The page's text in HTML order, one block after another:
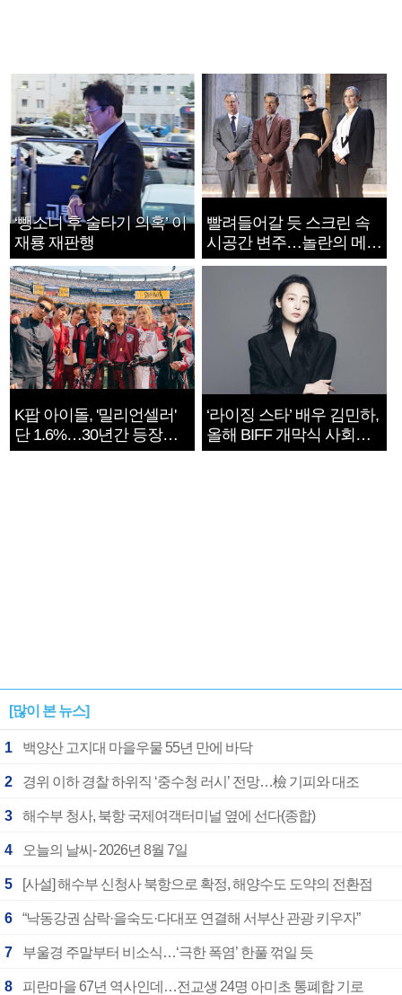
‘뺑소니 후 술타기 의혹’ 이
재룡 재판행
빨려들어갈 듯 스크린 속
시공간 변주…놀란의 메시
지는 ‘전쟁 속죄’
K팝 아이돌, '밀리언셀러'
단 1.6%…30년간 등장
1182개팀 전수조사
‘라이징 스타’ 배우 김민하,
올해 BIFF 개막식 사회자
확정
[많이 본 뉴스]
1 백양산 고지대 마을우물 55년 만에 바닥
2 경위 이하 경찰 하위직 ‘중수청 러시’ 전망…檢 기피와 대조
3 해수부 청사, 북항 국제여객터미널 옆에 선다(종합)
4 오늘의 날씨- 2026년 8월 7일
5 [사설] 해수부 신청사 북항으로 확정, 해양수도 도약의 전환점
6 “낙동강권 삼락·을숙도·다대포 연결해 서부산 관광 키우자”
7 부울경 주말부터 비소식…‘극한 폭염’ 한풀 꺾일 듯
8 피란마을 67년 역사인데…전교생 24명 아미초 통폐합 기로